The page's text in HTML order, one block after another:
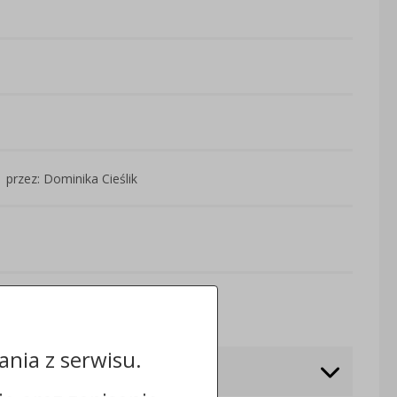
przez: Dominika Cieślik
z serwisu.